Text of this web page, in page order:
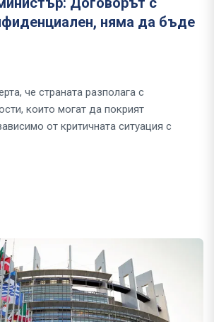
няма да бъде
че страната разполага с
които могат да покрият
от критичната ситуация с